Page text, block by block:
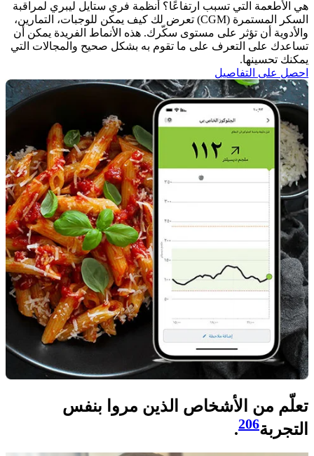
هي الأطعمة التي تسبب ارتفاعًا؟ أنظمة فري ستايل ليبري لمراقبة
السكر المستمرة (CGM) تعرض لك كيف يمكن للوجبات، التمارين،
والأدوية أن تؤثر على مستوى سكّرك. هذه الأنماط الفريدة يمكن أن
تساعدك على التعرف على ما تقوم به بشكل صحيح والمجالات التي
يمكنك تحسينها. ​
احصل على التفاصيل
تعلّم من الأشخاص الذين مروا بنفس
التجربة206
.